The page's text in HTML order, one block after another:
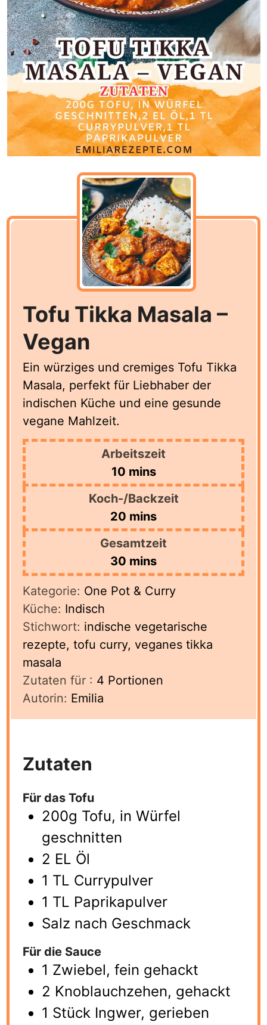
Tofu Tikka Masala –
Vegan
Ein würziges und cremiges Tofu Tikka
Masala, perfekt für Liebhaber der
indischen Küche und eine gesunde
vegane Mahlzeit.
Arbeitszeit
10minutes
mins
Koch-/Backzeit
20 minutes
mins
Gesamtzeit
30 minutes
mins
Kategorie: One Pot & Curry
Küche: Indisch
Stichwort: indische vegetarische
rezepte, tofu curry, veganes tikka
masala
Zutaten für : 4 Portionen
Autorin: Emilia
Zutaten
Für das Tofu
200g Tofu, in Würfel
geschnitten
2 EL Öl
1 TL Currypulver
1 TL Paprikapulver
Salz nach Geschmack
Für die Sauce
1 Zwiebel, fein gehackt
2 Knoblauchzehen, gehackt
1 Stück Ingwer, gerieben